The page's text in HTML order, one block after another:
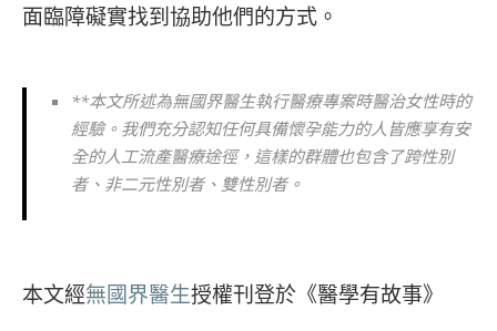
面臨障礙實找到協助他們的方式。
**本文所述為無國界醫生執行醫療專案時醫治女性時的
經驗。我們充分認知任何具備懷孕能力的人皆應享有安
全的人工流產醫療途徑，這樣的群體也包含了跨性別
者、非二元性別者、雙性別者。
本文經無國界醫生授權刊登於《醫學有故事》